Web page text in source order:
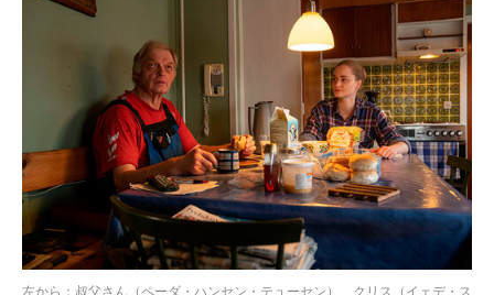
左から：叔父さん（ペーダ・ハンセン・テューセン）、クリス（イェデ・ス